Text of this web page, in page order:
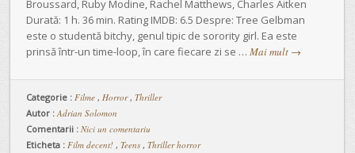
Broussard, Ruby Modine, Rachel Matthews, Charles Aitken
Durată: 1 h. 36 min. Rating IMDB: 6.5 Despre: Tree Gelbman
este o studentă bitchy, genul tipic de sorority girl. Ea este
prinsă într-un time-loop, în care fiecare zi se … Mai mult →
Categorie : Filme , Horror, Thriller
Autor : Adrian Solomon
Comentarii : Nici un comentariu
Eticheta : Film decent! , Teens , Thriller horror